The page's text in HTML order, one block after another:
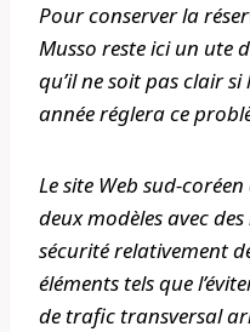
Pour conserver la
Musso reste ici un ute
qu’il ne soit pas clair
année réglera ce
Le site Web sud-
deux modèles avec
sécurité relativement
éléments tels que
de trafic transversal